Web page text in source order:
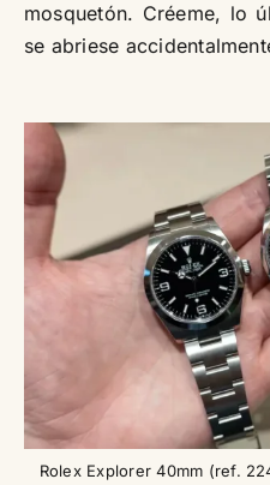
mosquetón. Créeme, lo
se abriese
Rolex Explorer 40mm (ref.